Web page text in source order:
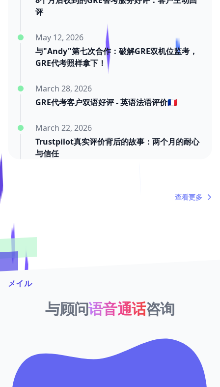
评
与"Andy"第七次合作：破解GRE双机位监考，
GRE代考照样拿下！
May 12, 2026
GRE代考客户双语好评 - 英语法语评价🇫🇷
March 28, 2026
Trustpilot真实评价背后的故事：两个月的耐心
与信任
March 22, 2026
"内塔尼亚胡死了吗？"——关于时间浪费者的定
查看更多
メイル
与顾问语音通话咨询